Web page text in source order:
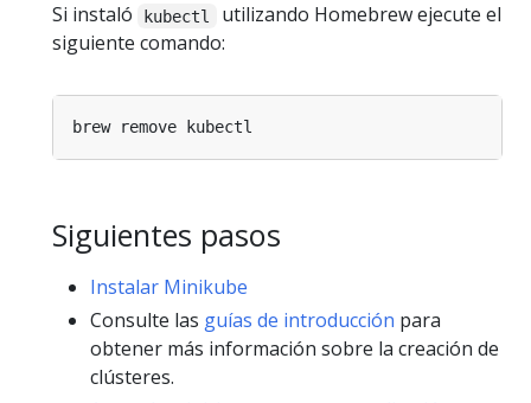
Si instaló kubectl
utilizando Homebrew ejecute el
siguiente comando:
Siguientes pasos
Instalar Minikube
Consulte las guías de introducción para
obtener más información sobre la creación de
clústeres.